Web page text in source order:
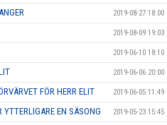
2019-08-27 18:00
2019-08-09 19:03
2019-06-10 18:10
2019-06-06 20:00
FÖR HERR ELIT 2019-06-05 11:49
EN SÄSONG 2019-05-23 15:45